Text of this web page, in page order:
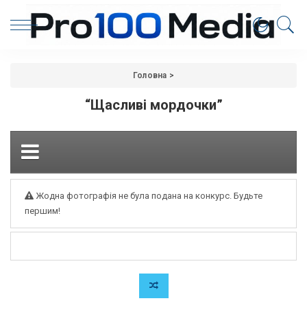
Головна >
“Щасливі мордочки”
Жодна фотографія не була подана на конкурс. Будьте
першим!